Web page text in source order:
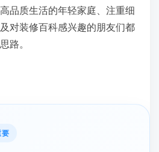
品质生活的年轻家庭、注重细
对装修百科感兴趣的朋友们都
路。
要